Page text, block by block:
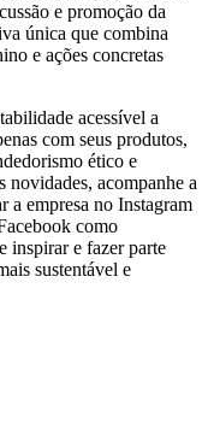
e promoção da
única que combina
e ações concretas
acessível a
com seus produtos,
ético e
novidades, acompanhe a
a empresa no Instagram
como
inspirar e fazer parte
sustentável e